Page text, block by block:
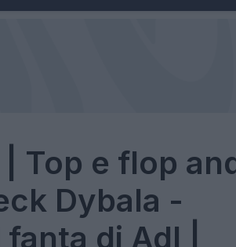
| Top e flop
Dybala -
di Adl |